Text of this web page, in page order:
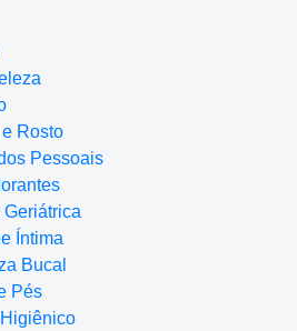
Rosto
Pessoais
Geriátrica
Íntima
Bucal
Pés